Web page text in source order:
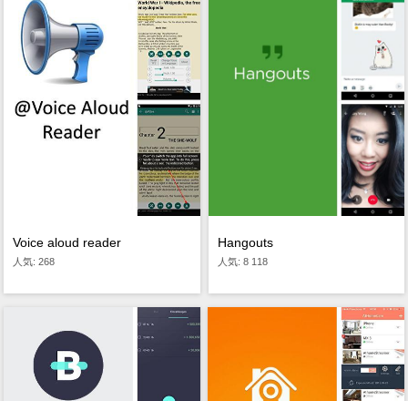
Voice aloud reader
人気: 268
Hangouts
人気: 8 118